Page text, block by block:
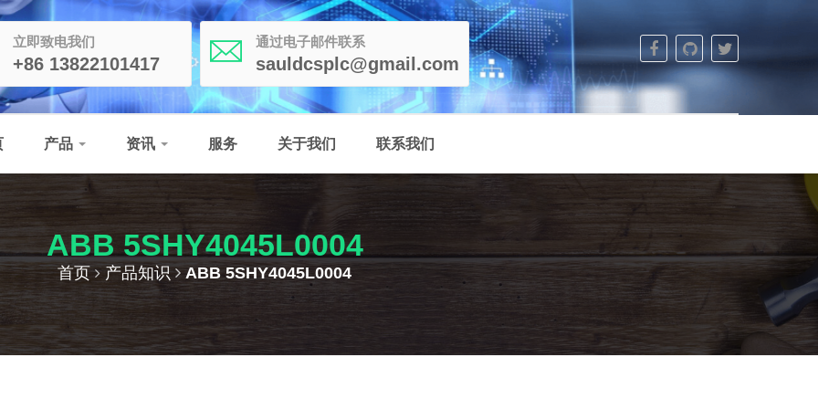
立即致电我们
+86 13822101417
通过电子邮件联系
sauldcsplc@gmail.com
产品 资讯 服务 关于我们 联系我们
ABB 5SHY4045L0004
首页 产品知识 ABB 5SHY4045L0004